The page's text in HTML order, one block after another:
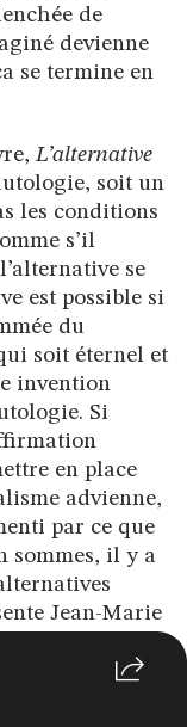
de
devienne
se termine en
L’alternative
soit un
les conditions
s’il
se
est possible si
du
soit éternel et
invention
Si
en place
advienne,
par ce que
sommes, il y a
Jean-Marie
fort
climatique
sous